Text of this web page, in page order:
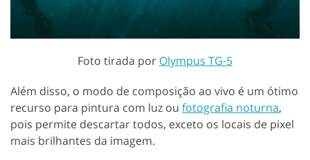
Foto tirada por Olympus TG-5
Além disso, o modo de composição ao vivo é um ótimo
recurso para pintura com luz ou fotografia noturna,
pois permite descartar todos, exceto os locais de pixel
mais brilhantes da imagem.